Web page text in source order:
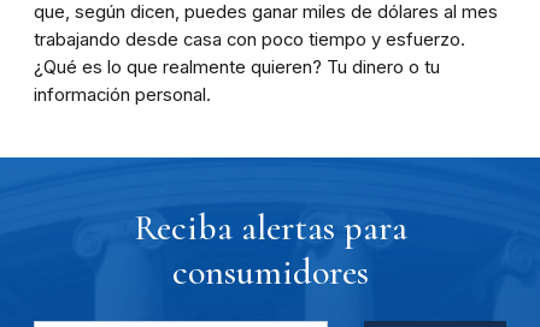
que, según dicen, puedes ganar miles de dólares al mes
trabajando desde casa con poco tiempo y esfuerzo.
¿Qué es lo que realmente quieren? Tu dinero o tu
información personal.
Reciba alertas para
consumidores